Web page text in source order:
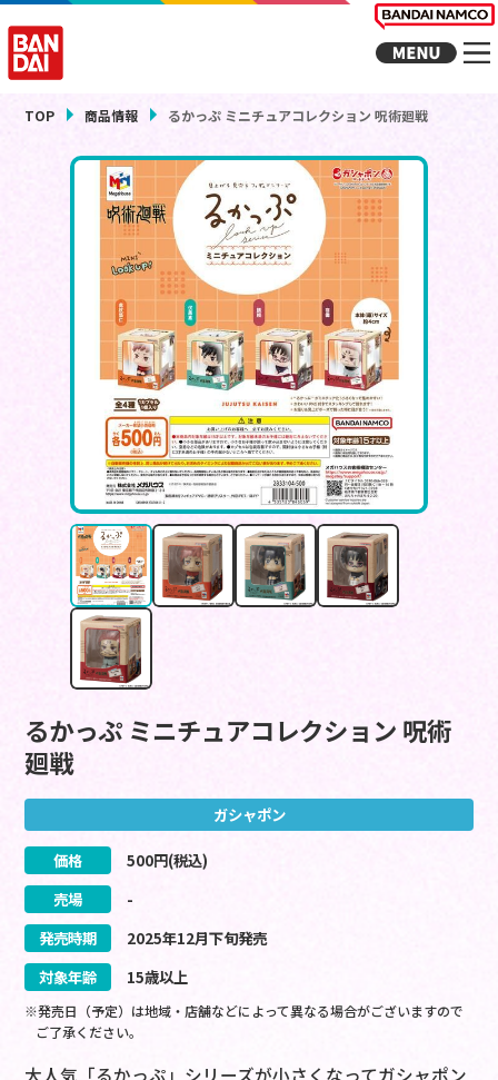
TOP 商品情報 るかっぷ ミニチュアコレクション 呪術廻戦
るかっぷ ミニチュアコレクション 呪術
廻戦
ガシャポン
価格 500円(税込)
売場
-
発売時期
2025年12月下旬発売
対象年齢
15歳以上
※発売日（予定）は地域・店舗などによって異なる場合がございますので
ご了承ください。